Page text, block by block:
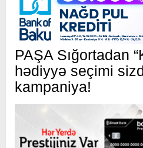
PAŞA Sığortadan
hədiyyə seçimi
kampaniya!